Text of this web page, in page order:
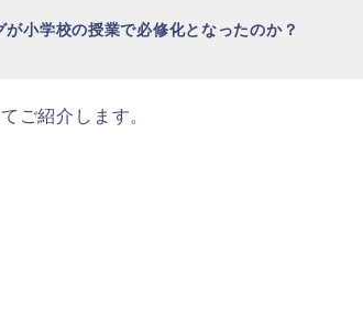
小学校の授業で必修化となったのか？
ご紹介します。